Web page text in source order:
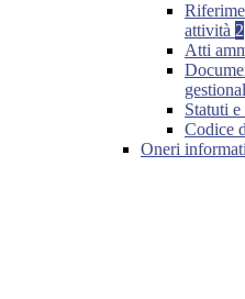
attività 2
Atti
Statuti
Codice
Oneri